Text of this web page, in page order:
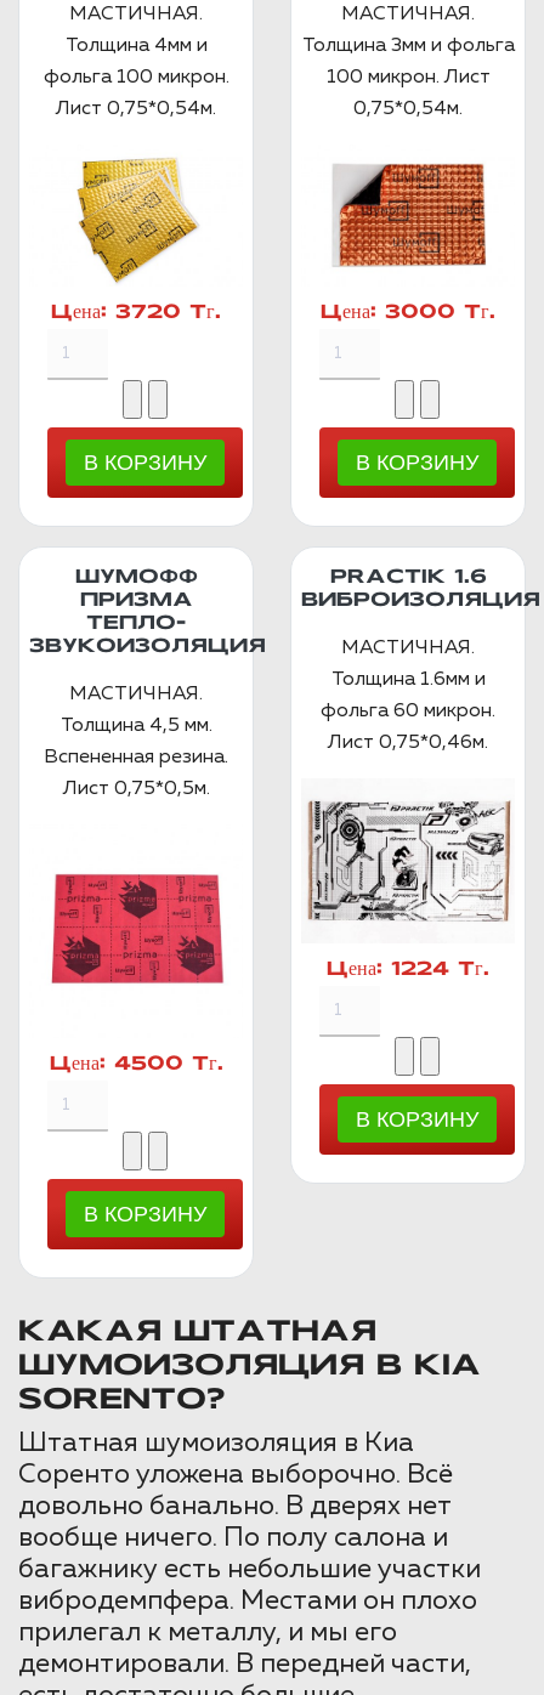
МАСТИЧНАЯ.
Толщина 4мм и
фольга 100 микрон.
Лист 0,75*0,54м.
Цена: 3720 Тг.
МАСТИЧНАЯ.
Толщина 3мм и фольга
100 микрон. Лист
0,75*0,54м.
Цена: 3000 Тг.
ШУМОФФ
ПРИЗМА
ТЕПЛО-
ЗВУКОИЗОЛЯЦИЯ
МАСТИЧНАЯ.
Толщина 4,5 мм.
Вспененная резина.
Лист 0,75*0,5м.
Цена: 4500 Тг.
PRACTIK 1.6
ВИБРОИЗОЛЯЦИЯ
МАСТИЧНАЯ.
Толщина 1.6мм и
фольга 60 микрон.
Лист 0,75*0,46м.
Цена: 1224 Тг.
КАКАЯ ШТАТНАЯ
ШУМОИЗОЛЯЦИЯ В KIA
SORENTO?
Штатная шумоизоляция в Киа
Соренто уложена выборочно. Всё
довольно банально. В дверях нет
вообще ничего. По полу салона и
багажнику есть небольшие участки
вибродемпфера. Местами он плохо
прилегал к металлу, и мы его
демонтировали. В передней части,